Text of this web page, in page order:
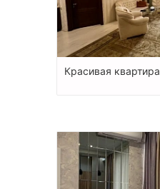
Красивая квартира